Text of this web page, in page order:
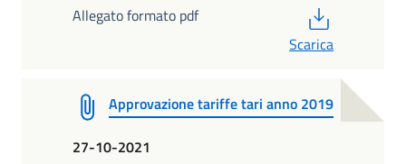
Allegato formato pdf
Scarica
Approvazione tariffe tari anno 2019
27-10-2021